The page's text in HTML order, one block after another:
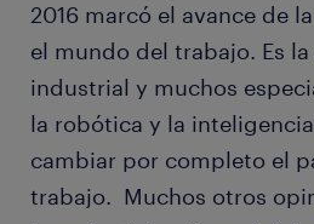
2016 marcó el avance de
el mundo del trabajo. Es
industrial y muchos
la robótica y la
cambiar por completo el
trabajo. Muchos otros